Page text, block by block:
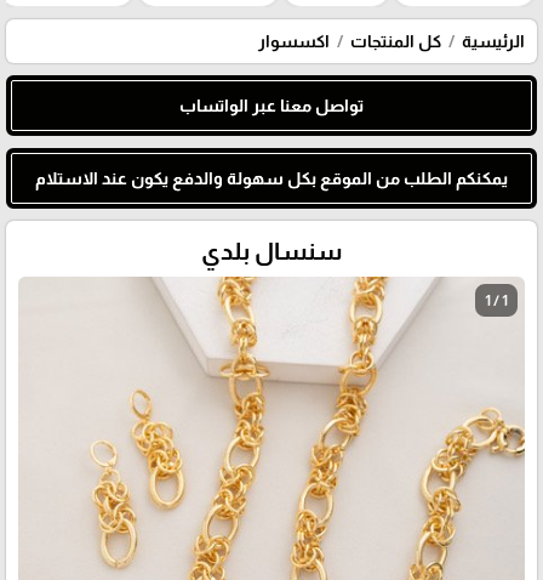
الرئيسية كل المنتجات اكسسوار
تواصل معنا عبر الواتساب
يمكنكم الطلب من الموقع بكل سهولة والدفع يكون عند الاستلام
سنسال بلدي
1 / 1